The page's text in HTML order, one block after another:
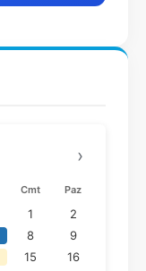
›
Cmt Paz
1
2
8
9
15
16